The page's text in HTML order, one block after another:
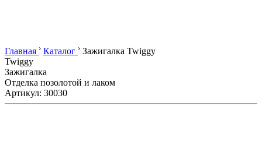
Главная › Каталог › Зажигалка Twiggy
Twiggy
Зажигалка
Отделка позолотой и лаком
Артикул: 30030